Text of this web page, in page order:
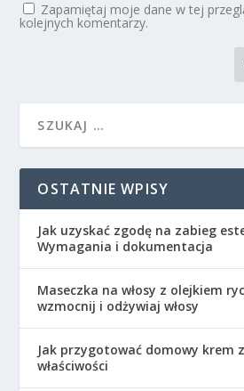
Zapamiętaj moje dane w tej
kolejnych komentarzy.
OSTATNIE WPISY
Jak uzyskać zgodę na zabieg
Wymagania i dokumentacja
Maseczka na włosy z olejkiem
wzmocnij i odżywiaj włosy
Jak przygotować domowy krem
właściwości